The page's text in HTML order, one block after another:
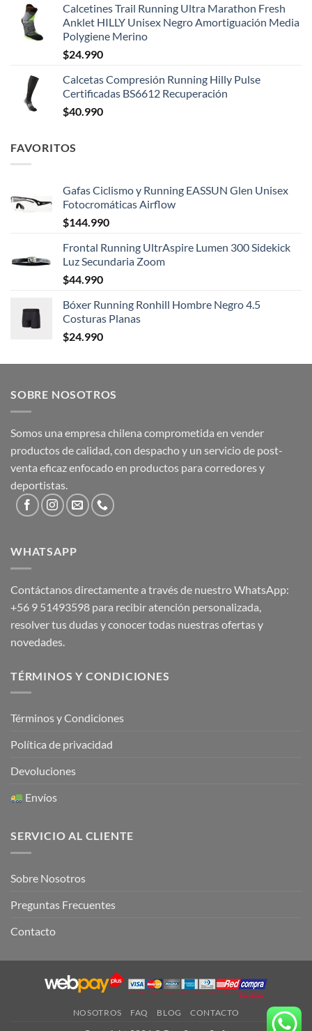
Calcetines Trail Running Ultra Marathon Fresh
Anklet HILLY Unisex Negro Amortiguación Media
Polygiene Merino
$24.990
Calcetas Compresión Running Hilly Pulse
Certificadas BS6612 Recuperación
$40.990
FAVORITOS
Gafas Ciclismo y Running EASSUN Glen Unisex
Fotocromáticas Airflow
$144.990
Frontal Running UltrAspire Lumen 300 Sidekick
Luz Secundaria Zoom
$44.990
Bóxer Running Ronhill Hombre Negro 4.5
Costuras Planas
$24.990
SOBRE NOSOTROS
Somos una empresa chilena comprometida en vender
productos de calidad, con despacho y un servicio de post-
venta eficaz enfocado en productos para corredores y
deportistas.
WHATSAPP
Contáctanos directamente a través de nuestro WhatsApp:
+56 9 51493598 para recibir atención personalizada,
resolver tus dudas y conocer todas nuestras ofertas y
novedades.
TÉRMINOS Y CONDICIONES
Términos y Condiciones
Política de privacidad
Devoluciones
Envíos
SERVICIO AL CLIENTE
Sobre Nosotros
Preguntas Frecuentes
Contacto
NOSOTROS FAQ BLOG CONTACTO